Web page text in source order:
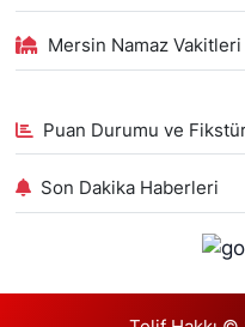
Mersin Namaz Vakitleri
Puan Durumu ve
Son Dakika Haberleri